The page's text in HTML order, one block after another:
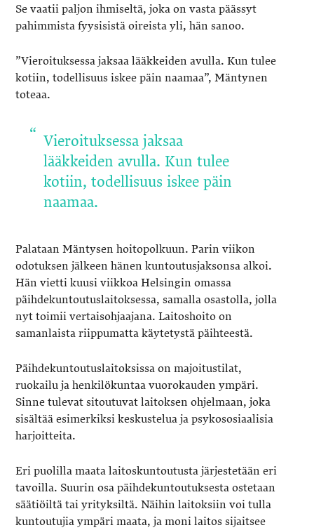
Se vaatii paljon ihmiseltä, joka on vasta päässyt
pahimmista fyysisistä oireista yli, hän sanoo.
”Vieroituksessa jaksaa lääkkeiden avulla. Kun tulee
kotiin, todellisuus iskee päin naamaa”, Mäntynen
toteaa.
Vieroituksessa jaksaa
lääkkeiden avulla. Kun tulee
kotiin, todellisuus iskee päin
naamaa.
Palataan Mäntysen hoitopolkuun. Parin viikon
odotuksen jälkeen hänen kuntoutusjaksonsa alkoi.
Hän vietti kuusi viikkoa Helsingin omassa
päihdekuntoutuslaitoksessa, samalla osastolla, jolla
nyt toimii vertaisohjaajana. Laitoshoito on
samanlaista riippumatta käytetystä päihteestä.
Päihdekuntoutuslaitoksissa on majoitustilat,
ruokailu ja henkilökuntaa vuorokauden ympäri.
Sinne tulevat sitoutuvat laitoksen ohjelmaan, joka
sisältää esimerkiksi keskustelua ja psykososiaalisia
harjoitteita.
Eri puolilla maata laitoskuntoutusta järjestetään eri
tavoilla. Suurin osa päihdekuntoutuksesta ostetaan
säätiöiltä tai yrityksiltä. Näihin laitoksiin voi tulla
kuntoutujia ympäri maata, ja moni laitos sijaitsee